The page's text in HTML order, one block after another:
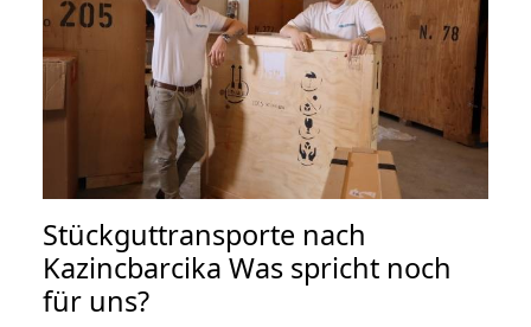
Stückguttransporte nach
Kazincbarcika Was spricht noch
für uns?